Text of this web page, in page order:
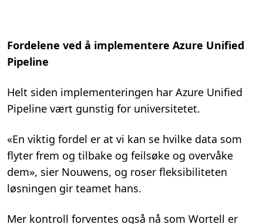
Fordelene ved å implementere Azure Unified
Pipeline
Helt siden implementeringen har Azure Unified
Pipeline vært gunstig for universitetet.
«En viktig fordel er at vi kan se hvilke data som
flyter frem og tilbake og feilsøke og overvåke
dem», sier Nouwens, og roser fleksibiliteten
løsningen gir teamet hans.
Mer kontroll forventes også nå som Wortell er